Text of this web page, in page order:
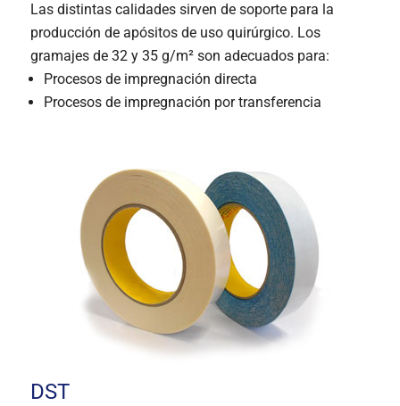
Las distintas calidades sirven de soporte para la
producción de apósitos de uso quirúrgico. Los
gramajes de 32 y 35 g/m² son adecuados para:
Procesos de impregnación directa
Procesos de impregnación por transferencia
DST